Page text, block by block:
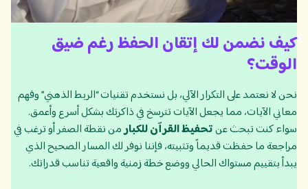
كيف نضمن لك إتقان الحفظ رغم ضيق
الوقت؟
نحن لا نعتمد على التكرار الآلي، بل نستخدم تقنيات “الربط الذهني” وفهم
معاني الآيات، مما يجعل الآيات تترسخ في ذاكرتك بشكل أسرع وأعمق.
سواء كنت تبحث عنتحفيظ القرآن للكبارمن نقطة الصفر أو ترغب في
مراجعة ما حفظت قديماً وتثبيته، فإننا نوفر لك المسار الصحيح الذي
يبدأ بتقييم مستواك الحالي ووضع خطة زمنية واقعية تناسب قدراتك.